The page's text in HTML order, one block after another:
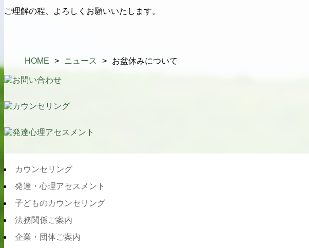
ご理解の程、よろしくお願いいたします。
HOME > ニュース > お盆休みについて
カウンセリング
発達・心理アセスメント
子どものカウンセリング
法務関係ご案内
企業・団体ご案内